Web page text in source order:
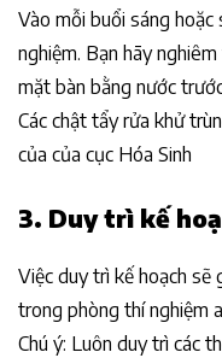
Vào mỗi buổi sáng
nghiệm. Bạn hãy
mặt bàn bằng nước
Các chật tẩy rửa khử
của của cục Hóa Sinh
3. Duy trì kế
Việc duy trì kế hoạch sẽ
trong phòng thí nghiệm
Chú ý: Luôn duy trì các